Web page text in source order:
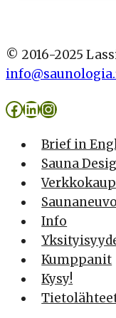
© 2016-2025
Facebook
LinkedIn
Brief in
Sauna
Info
Kumppanit
Kysy!